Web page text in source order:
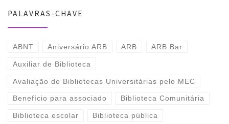
PALAVRAS-CHAVE
ABNT Aniversário ARB ARB ARB Bar
Auxiliar de Biblioteca
Avaliação de Bibliotecas Universitárias pelo MEC
Benefício para associado Biblioteca Comunitária
Biblioteca escolar Biblioteca pública